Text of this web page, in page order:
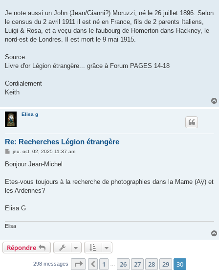
Je note aussi un John (Jean/Gianni?) Moruzzi, né le 26 juillet 1896. Selon
le census du 2 avril 1911 il est né en France, fils de 2 parents Italiens,
Luigi & Rosa, et a veçu dans le faubourg de Homerton dans Hackney, le
nord-est de Londres. Il est mort le 9 mai 1915.
Source:
Livre d'or Légion étrangère... grâce à Forum PAGES 14-18
Cordialement
Keith
Elisa g
Re: Recherches Légion étrangère
M
s
g
jeu. oct. 02, 2025 11:37 am
Bonjour Jean-Michel
Etes-vous toujours à la recherche de photographies dans la Marne (Aÿ) et
les Ardennes?
Elisa G
Elisa
Répondre
298 messages Page 30 sur 30
Précédent
1 26 27 28 29 30